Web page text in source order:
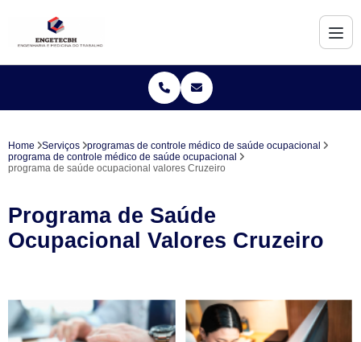
Home Serviços
programas de controle médico de saúde ocupacional
programa de controle médico de saúde ocupacional
programa de saúde ocupacional valores Cruzeiro
Programa de Saúde
Ocupacional Valores Cruzeiro